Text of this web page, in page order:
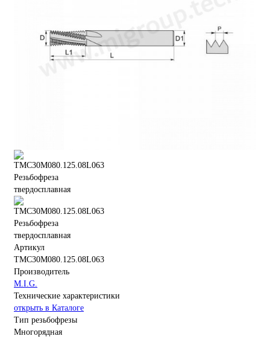
Артикул
TMC30M080.125.08L063
Производитель
M.I.G.
Технические характеристики
открыть в Каталоге
Тип резьбофрезы
Многорядная